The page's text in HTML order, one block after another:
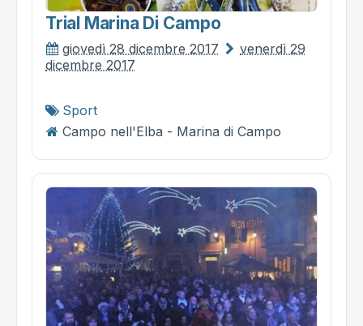
Trial Marina Di Campo
giovedì 28 dicembre 2017
venerdì 29
dicembre 2017
Sport
Campo nell'Elba - Marina di Campo